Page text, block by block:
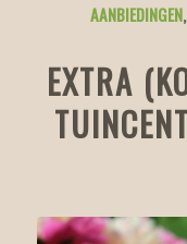
AANBIEDINGEN
EXTRA